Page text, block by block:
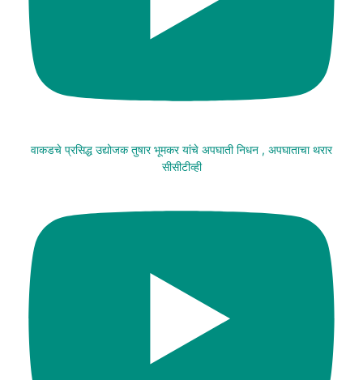
वाकडचे प्रसिद्ध उद्योजक तुषार भूमकर यांचे अपघाती निधन , अपघाताचा थरार
सीसीटीव्ही